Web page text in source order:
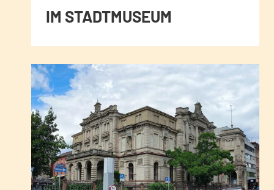
IM STADTMUSEUM